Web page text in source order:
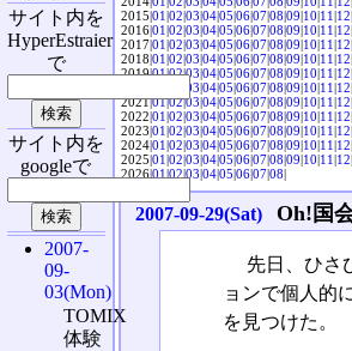
2015|01|02|03|04|05|06|07|08|09|10|11|12|
2016|01|02|03|04|05|06|07|08|09|10|11|12|
2017|01|02|03|04|05|06|07|08|09|10|11|12|
2018|01|02|03|04|05|06|07|08|09|10|11|12|
2019|01|02|03|04|05|06|07|08|09|10|11|12|
03|04|05|06|07|08|09|10|11|12|
2021|01|02|03|04|05|06|07|08|09|10|11|12|
2022|01|02|03|04|05|06|07|08|09|10|11|12|
2023|01|02|03|04|05|06|07|08|09|10|11|12|
2024|01|02|03|04|05|06|07|08|09|10|11|12|
2025|01|02|03|04|05|06|07|08|09|10|11|12|
2026|01|02|03|04|05|06|07|08|
2007-09-29(Sat) Oh!国
先日、ひさ
ョンで個人的
を見つけた。
サイト内を
HyperEstraier
で
サイト内を
googleで
2007-
09-
03(Mon)
TOMIX
体験